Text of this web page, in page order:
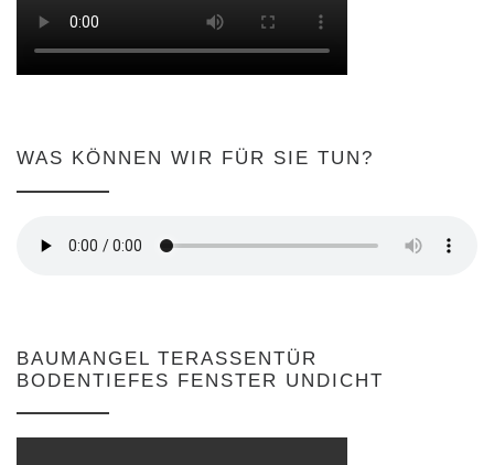
WAS KÖNNEN WIR FÜR SIE TUN?
BAUMANGEL TERASSENTÜR
BODENTIEFES FENSTER UNDICHT